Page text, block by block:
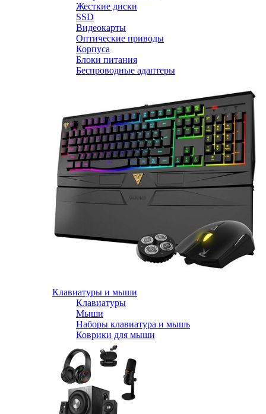
Жесткие диски
SSD
Видеокарты
Оптические приводы
Корпуса
Блоки питания
Беспроводные адаптеры
Клавиатуры и мыши
Клавиатуры
Мыши
Наборы клавиатура и мышь
Коврики для мыши